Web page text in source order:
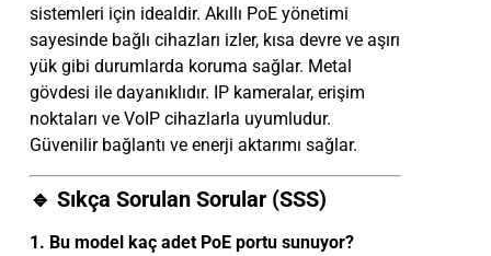
sistemleri için idealdir. Akıllı PoE yönetimi
sayesinde bağlı cihazları izler, kısa devre ve aşırı
yük gibi durumlarda koruma sağlar. Metal
gövdesi ile dayanıklıdır. IP kameralar, erişim
noktaları ve VoIP cihazlarla uyumludur.
Güvenilir bağlantı ve enerji aktarımı sağlar.
🔹 Sıkça Sorulan Sorular (SSS)
1. Bu model kaç adet PoE portu sunuyor?